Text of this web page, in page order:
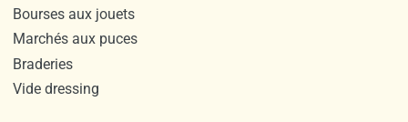
Bourses aux jouets
Marchés aux puces
Braderies
Vide dressing